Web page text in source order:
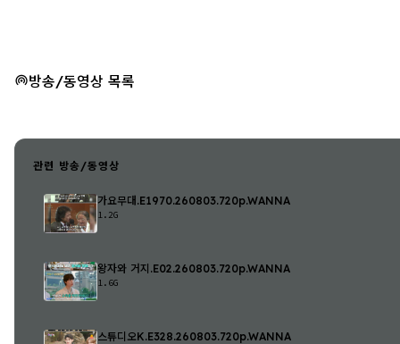
방송/동영상 목록
관련 방송/동영상
가요무대.E1970.260803.720p.WANNA
1.2G
왕자와 거지.E02.260803.720p.WANNA
1.6G
스튜디오K.E328.260803.720p.WANNA